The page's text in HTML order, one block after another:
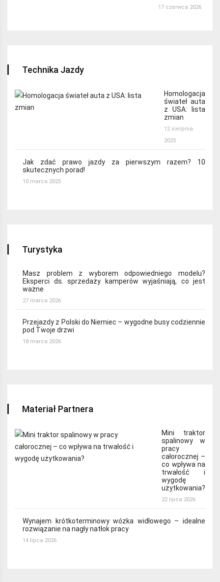
17 czerwca 2026
Technika Jazdy
Homologacja
świateł auta
z USA: lista
zmian
12 sierpnia
2025
Jak zdać prawo jazdy za pierwszym razem? 10
skutecznych porad!
10 marca 2025
Turystyka
Masz problem z wyborem odpowiedniego modelu?
Eksperci ds. sprzedaży kamperów wyjaśniają, co jest
ważne
27 marca 2026
Przejazdy z Polski do Niemiec – wygodne busy codziennie
pod Twoje drzwi
18 marca 2026
Materiał Partnera
Mini traktor
spalinowy w
pracy
całorocznej –
co wpływa na
trwałość i
wygodę
użytkowania?
22 lipca 2026
Wynajem krótkoterminowy wózka widłowego – idealne
rozwiązanie na nagły natłok pracy
14 lipca 2026